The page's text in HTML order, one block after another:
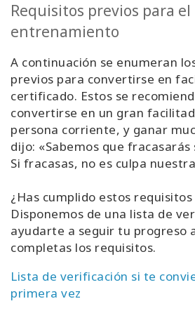
Requisitos previos para
entrenamiento
A continuación se enumeran
previos para convertirse en
certificado. Estos se
convertirse en un gran
persona corriente, y ganar
dijo: «Sabemos que fracasarás
Si fracasas, no es culpa
¿Has cumplido estos requisitos
Disponemos de una lista de
ayudarte a seguir tu progreso
completas los requisitos.
Lista de verificación si te
primera vez